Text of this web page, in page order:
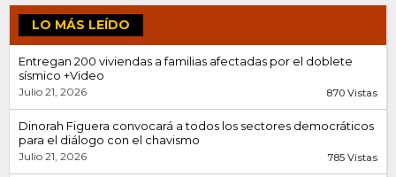
LO MÁS LEÍDO
Entregan 200 viviendas a familias afectadas por el doblete
sísmico +Video
Julio 21, 2026 870 Vistas
Dinorah Figuera convocará a todos los sectores democráticos
para el diálogo con el chavismo
Julio 21, 2026 785 Vistas